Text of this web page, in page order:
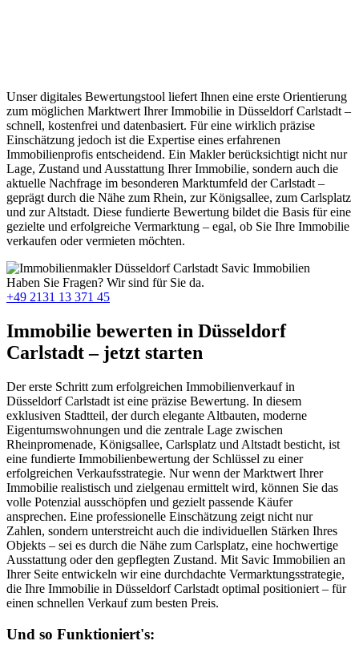
Unser digitales Bewertungstool liefert Ihnen eine erste Orientierung
zum möglichen Marktwert Ihrer Immobilie in Düsseldorf Carlstadt –
schnell, kostenfrei und datenbasiert. Für eine wirklich präzise
Einschätzung jedoch ist die Expertise eines erfahrenen
Immobilienprofis entscheidend. Ein Makler berücksichtigt nicht nur
Lage, Zustand und Ausstattung Ihrer Immobilie, sondern auch die
aktuelle Nachfrage im besonderen Marktumfeld der Carlstadt –
geprägt durch die Nähe zum Rhein, zur Königsallee, zum Carlsplatz
und zur Altstadt. Diese fundierte Bewertung bildet die Basis für eine
gezielte und erfolgreiche Vermarktung – egal, ob Sie Ihre Immobilie
verkaufen oder vermieten möchten.
Haben Sie Fragen? Wir sind für Sie da.
+49 2131 13 371 45
Immobilie bewerten in Düsseldorf
Carlstadt – jetzt starten
Der erste Schritt zum erfolgreichen Immobilienverkauf in
Düsseldorf Carlstadt ist eine präzise Bewertung. In diesem
exklusiven Stadtteil, der durch elegante Altbauten, moderne
Eigentumswohnungen und die zentrale Lage zwischen
Rheinpromenade, Königsallee, Carlsplatz und Altstadt besticht, ist
eine fundierte Immobilienbewertung der Schlüssel zu einer
erfolgreichen Verkaufsstrategie. Nur wenn der Marktwert Ihrer
Immobilie realistisch und zielgenau ermittelt wird, können Sie das
volle Potenzial ausschöpfen und gezielt passende Käufer
ansprechen. Eine professionelle Einschätzung zeigt nicht nur
Zahlen, sondern unterstreicht auch die individuellen Stärken Ihres
Objekts – sei es durch die Nähe zum Carlsplatz, eine hochwertige
Ausstattung oder den gepflegten Zustand. Mit Savic Immobilien an
Ihrer Seite entwickeln wir eine durchdachte Vermarktungsstrategie,
die Ihre Immobilie in Düsseldorf Carlstadt optimal positioniert – für
einen schnellen Verkauf zum besten Preis.
Und so Funktioniert's: